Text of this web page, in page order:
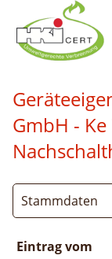
GmbH -
Stammdaten
Eintrag vom